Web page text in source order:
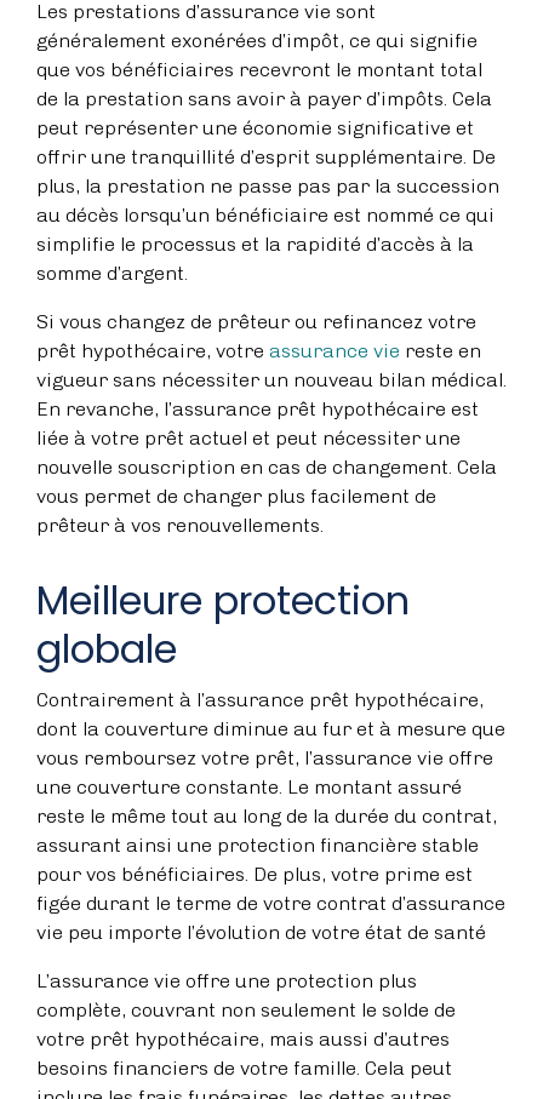
Les prestations d’assurance vie sont
généralement exonérées d’impôt, ce qui signifie
que vos bénéficiaires recevront le montant total
de la prestation sans avoir à payer d’impôts. Cela
peut représenter une économie significative et
offrir une tranquillité d’esprit supplémentaire. De
plus, la prestation ne passe pas par la succession
au décès lorsqu’un bénéficiaire est nommé ce qui
simplifie le processus et la rapidité d’accès à la
somme d’argent.
Si vous changez de prêteur ou refinancez votre
prêt hypothécaire, votre assurance vie reste en
vigueur sans nécessiter un nouveau bilan médical.
En revanche, l’assurance prêt hypothécaire est
liée à votre prêt actuel et peut nécessiter une
nouvelle souscription en cas de changement. Cela
vous permet de changer plus facilement de
prêteur à vos renouvellements.
Meilleure protection
globale
Contrairement à l’assurance prêt hypothécaire,
dont la couverture diminue au fur et à mesure que
vous remboursez votre prêt, l’assurance vie offre
une couverture constante. Le montant assuré
reste le même tout au long de la durée du contrat,
assurant ainsi une protection financière stable
pour vos bénéficiaires. De plus, votre prime est
figée durant le terme de votre contrat d’assurance
vie peu importe l’évolution de votre état de santé
L’assurance vie offre une protection plus
complète, couvrant non seulement le solde de
votre prêt hypothécaire, mais aussi d’autres
besoins financiers de votre famille. Cela peut